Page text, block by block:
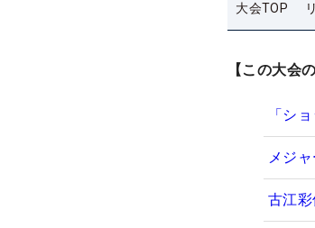
大会TOP
【この大会
「シ
メジ
古江